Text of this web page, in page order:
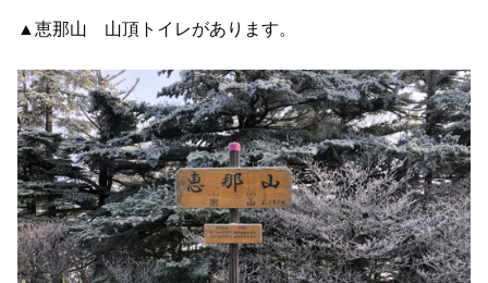
▲恵那山 山頂トイレがあります。